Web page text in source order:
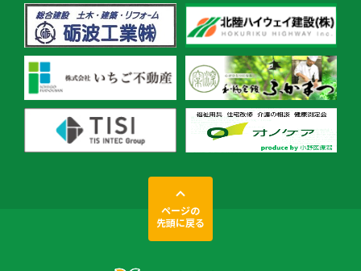
ページの
先頭に戻る